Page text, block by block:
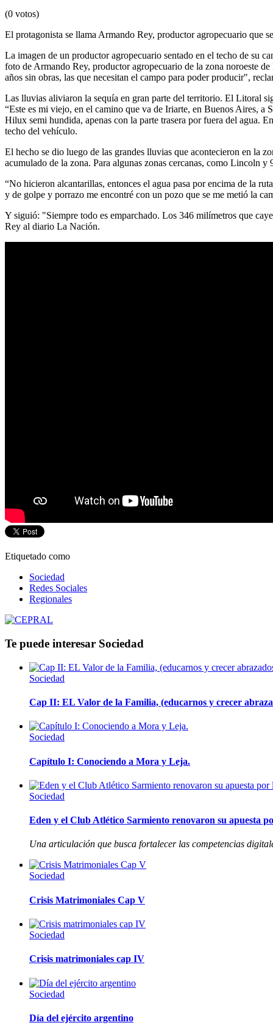
(0 votos)
El protagonista se llama Armando Rey, productor agropecuario que
La imagen de un productor agropecuario sentado en el techo de su
foto de Armando Rey, productor agropecuario de la zona noroeste
años sin obras, las que necesitan el campo para poder producir",
Las lluvias aliviaron la sequía en gran parte del territorio. El Litoral
“Este es mi viejo, en el camino que va de Iriarte, en Buenos Aires,
Hilux semi hundida, apenas con la parte trasera por fuera del agua.
techo del vehículo.
El hecho se dio luego de las grandes lluvias que acontecieron en la
acumulado de la zona. Para algunas zonas cercanas, como Lincoln
“No hicieron alcantarillas, entonces el agua pasa por encima de la
y de golpe y porrazo me encontré con un pozo que se me metió la
Y siguió: "Siempre todo es emparchado. Los 346 milímetros que
Rey al diario La Nación.
Etiquetado como
Sociedad
Redes Sociales
Regionales
Te puede interesar Sociedad
Sociedad
Cap II: EL Valor de la Familia, (educarnos y crecer
Sociedad
Capítulo I: Conociendo a Mora y Leja.
Sociedad
Eden y el Club Atlético Sarmiento renovaron su apuesta
Una articulación que busca fortalecer las competencias
Sociedad
Crisis Matrimoniales Cap V
Sociedad
Crisis matrimoniales cap IV
Sociedad
Día del ejército argentino